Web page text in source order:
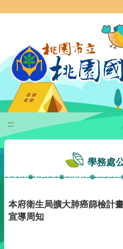
:::
學務處
本府衛生局擴大肺癌篩檢計
宣導周知